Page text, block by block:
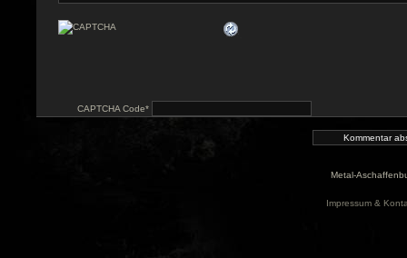
CAPTCHA Code*
Metal-
Impressum &